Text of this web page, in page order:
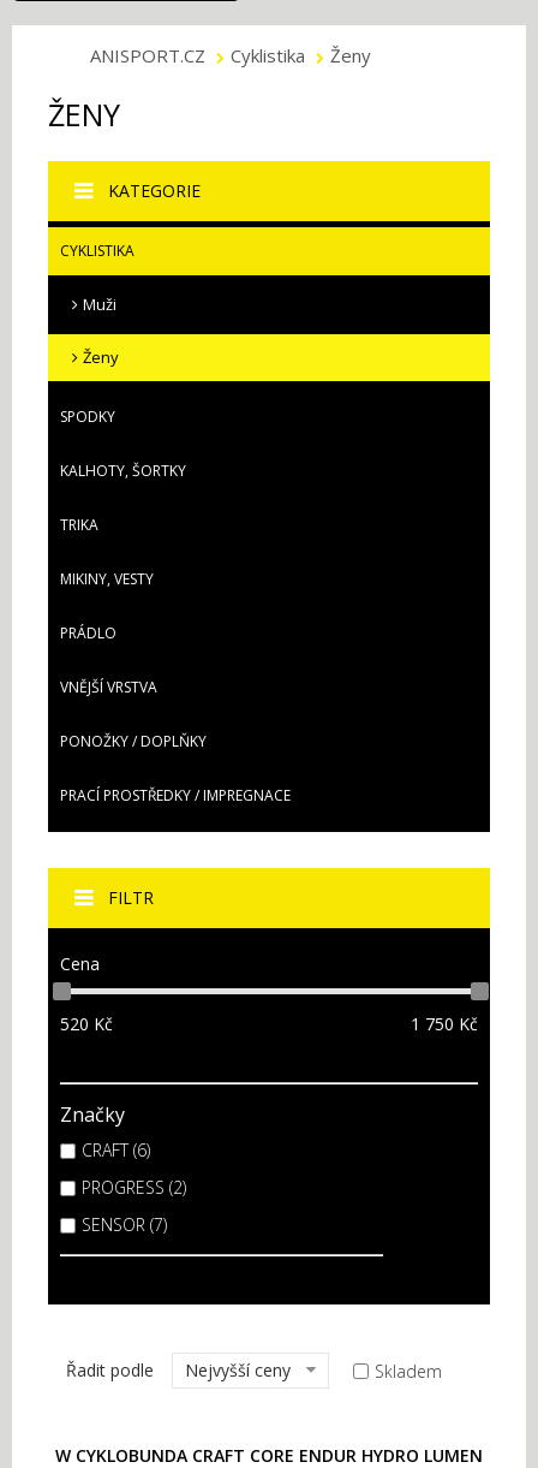
ANISPORT.CZ Cyklistika Ženy
ŽENY
KATEGORIE
CYKLISTIKA
Muži
Ženy
SPODKY
KALHOTY, ŠORTKY
TRIKA
MIKINY, VESTY
PRÁDLO
VNĚJŠÍ VRSTVA
PONOŽKY / DOPLŇKY
PRACÍ PROSTŘEDKY / IMPREGNACE
FILTR
Cena
520 Kč 1 750 Kč
Značky
CRAFT (6)
PROGRESS (2)
SENSOR (7)
Řadit podle Nejvyšší ceny Skladem
W CYKLOBUNDA CRAFT CORE ENDUR HYDRO LUMEN